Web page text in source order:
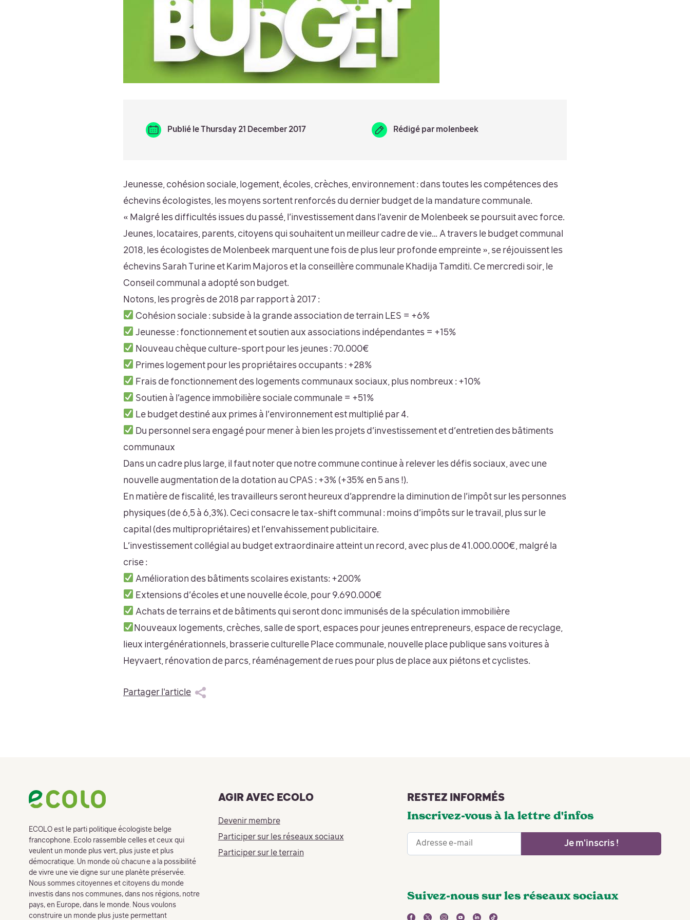
Publié le Thursday 21 December 2017 Rédigé par molenbeek
Jeunesse, cohésion sociale, logement, écoles, crèches, environnement : dans toutes les compétences des
échevins écologistes, les moyens sortent renforcés du dernier budget de la mandature communale.
« Malgré les difficultés issues du passé, l’investissement dans l’avenir de Molenbeek se poursuit avec force.
Jeunes, locataires, parents, citoyens qui souhaitent un meilleur cadre de vie… A travers le budget communal
2018, les écologistes de Molenbeek marquent une fois de plus leur profonde empreinte », se réjouissent les
échevins Sarah Turine et Karim Majoros et la conseillère communale Khadija Tamditi. Ce mercredi soir, le
Conseil communal a adopté son budget.
Notons, les progrès de 2018 par rapport à 2017 :
Cohésion sociale : subside à la grande association de terrain LES = +6%
Jeunesse : fonctionnement et soutien aux associations indépendantes = +15%
Nouveau chèque culture-sport pour les jeunes : 70.000€
Primes logement pour les propriétaires occupants : +28%
Frais de fonctionnement des logements communaux sociaux, plus nombreux : +10%
Soutien à l’agence immobilière sociale communale = +51%
Le budget destiné aux primes à l’environnement est multiplié par 4.
Du personnel sera engagé pour mener à bien les projets d’investissement et d’entretien des bâtiments
communaux
Dans un cadre plus large, il faut noter que notre commune continue à relever les défis sociaux, avec une
nouvelle augmentation de la dotation au CPAS : +3% (+35% en 5 ans !).
En matière de fiscalité, les travailleurs seront heureux d’apprendre la diminution de l’impôt sur les personnes
physiques (de 6,5 à 6,3%). Ceci consacre le tax-shift communal : moins d’impôts sur le travail, plus sur le
capital (des multipropriétaires) et l’envahissement publicitaire.
L’investissement collégial au budget extraordinaire atteint un record, avec plus de 41.000.000€, malgré la
crise :
Amélioration des bâtiments scolaires existants: +200%
Extensions d’écoles et une nouvelle école, pour 9.690.000€
Achats de terrains et de bâtiments qui seront donc immunisés de la spéculation immobilière
Nouveaux logements, crèches, salle de sport, espaces pour jeunes entrepreneurs, espace de recyclage,
lieux intergénérationnels, brasserie culturelle Place communale, nouvelle place publique sans voitures à
Heyvaert, rénovation de parcs, réaménagement de rues pour plus de place aux piétons et cyclistes.
Partager l'article
ECOLO est le parti politique écologiste belge
francophone. Ecolo rassemble celles et ceux qui
veulent un monde plus vert, plus juste et plus
démocratique. Un monde où chacun·e a la possibilité
de vivre une vie digne sur une planète préservée.
Nous sommes citoyennes et citoyens du monde
investis dans nos communes, dans nos régions, notre
pays, en Europe, dans le monde. Nous voulons
construire un monde plus juste permettant
AGIR AVEC ECOLO
Devenir membre
Participer sur les réseaux sociaux
Participer sur le terrain
RESTEZ INFORMÉS
Inscrivez-vous à la lettre d'infos
Je m'inscris !
Suivez-nous sur les réseaux sociaux